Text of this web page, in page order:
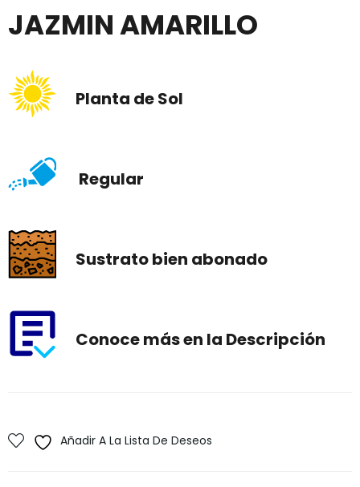
JAZMIN AMARILLO
Planta de Sol
Regular
Sustrato bien abonado
Conoce más en la Descripción
Añadir A La Lista De Deseos